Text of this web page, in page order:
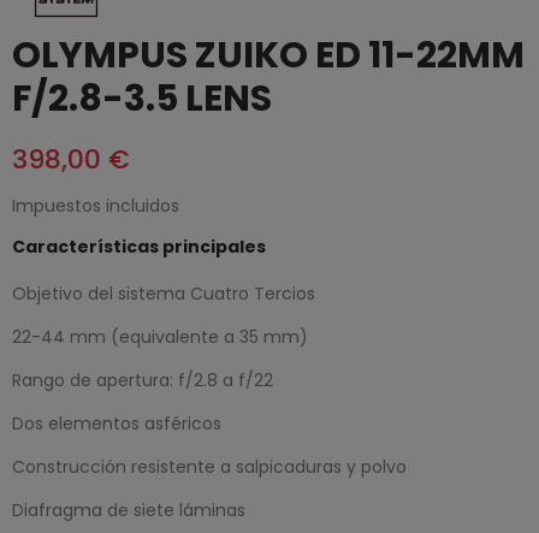
OLYMPUS ZUIKO ED 11-22MM
F/2.8-3.5 LENS
398,00 €
Impuestos incluidos
Características principales
Objetivo del sistema Cuatro Tercios
22-44 mm (equivalente a 35 mm)
Rango de apertura: f/2.8 a f/22
Dos elementos asféricos
Construcción resistente a salpicaduras y polvo
Diafragma de siete láminas